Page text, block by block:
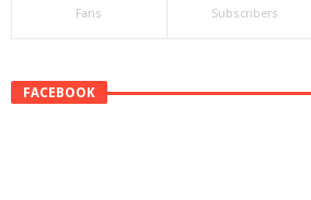
Fans Subscribers
FACEBOOK